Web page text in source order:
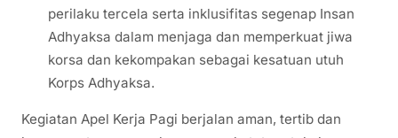
perilaku tercela serta inklusifitas segenap Insan
Adhyaksa dalam menjaga dan memperkuat jiwa
korsa dan kekompakan sebagai kesatuan utuh
Korps Adhyaksa.
Kegiatan Apel Kerja Pagi berjalan aman, tertib dan